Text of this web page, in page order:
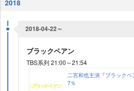
2018
2018-04-22～
ブラックペアン
TBS系列 21:00～21:54
二宮和也主演『ブラック
7％